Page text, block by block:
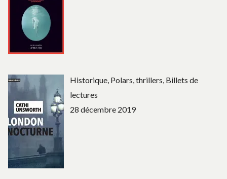
Historique, Polars, thrillers, Billets de
lectures
28 décembre 2019